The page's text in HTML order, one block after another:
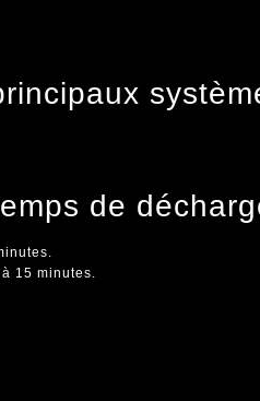
de
à 15 minutes.